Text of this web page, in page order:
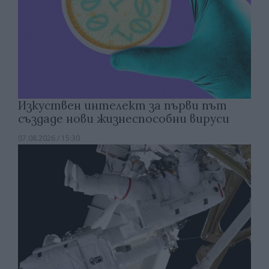
Изкуствен интелект за първи път
създаде нови жизнеспособни вируси
07.08.2026 / 15:30